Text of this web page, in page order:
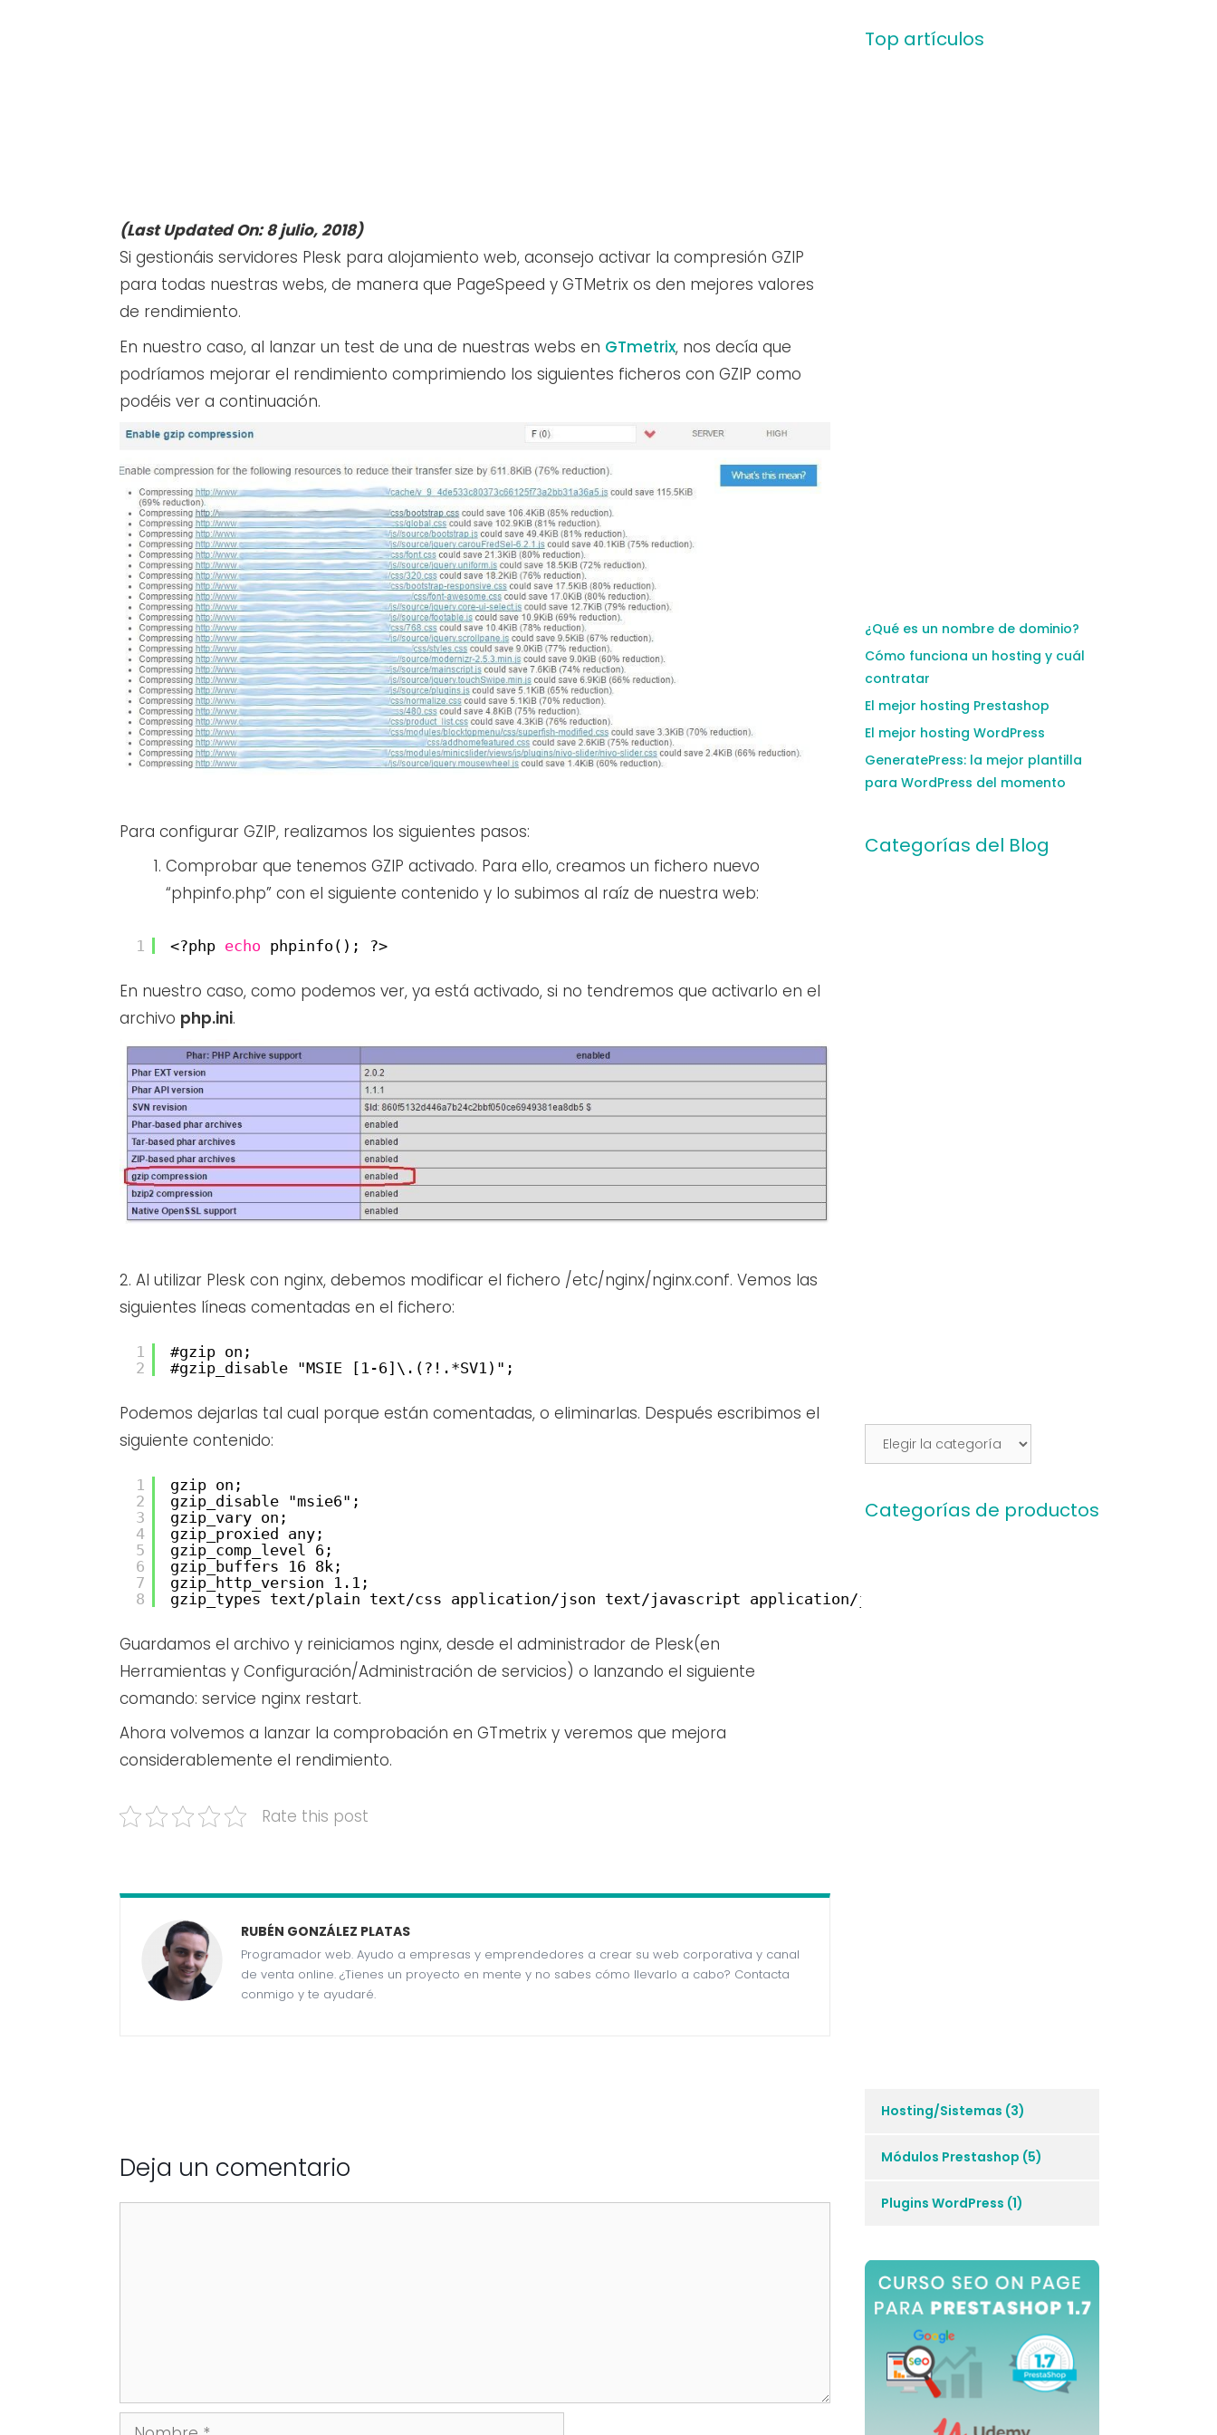
(Last Updated On: 8 julio, 2018)
Si gestionáis servidores Plesk para alojamiento web, aconsejo activar la compresión GZIP
para todas nuestras webs, de manera que PageSpeed y GTMetrix os den mejores valores
de rendimiento.
En nuestro caso, al lanzar un test de una de nuestras webs en GTmetrix, nos decía que
podríamos mejorar el rendimiento comprimiendo los siguientes ficheros con GZIP como
podéis ver a continuación.
Para configurar GZIP, realizamos los siguientes pasos:
Comprobar que tenemos GZIP activado. Para ello, creamos un fichero nuevo
“phpinfo.php” con el siguiente contenido y lo subimos al raíz de nuestra web:
1 <?php echo phpinfo(); ?>
En nuestro caso, como podemos ver, ya está activado, si no tendremos que activarlo en el
archivo php.ini.
2. Al utilizar Plesk con nginx, debemos modificar el fichero /etc/nginx/nginx.conf. Vemos las
siguientes líneas comentadas en el fichero:
1
2
#gzip on;
#gzip_disable "MSIE [1-6]\.(?!.*SV1)";
Podemos dejarlas tal cual porque están comentadas, o eliminarlas. Después escribimos el
siguiente contenido:
1
2
3
4
5
6
7
8
gzip on;
gzip_disable "msie6";
gzip_vary on;
gzip_proxied any;
gzip_comp_level 6;
gzip_buffers 16 8k;
gzip_http_version 1.1;
gzip_types text/plain text/css application/json text/javascript application/javascript application/x-javascript
Guardamos el archivo y reiniciamos nginx, desde el administrador de Plesk(en
Herramientas y Configuración/Administración de servicios) o lanzando el siguiente
comando: service nginx restart.
Ahora volvemos a lanzar la comprobación en GTmetrix y veremos que mejora
considerablemente el rendimiento.
Rate this post
RUBÉN GONZÁLEZ PLATAS
Programador web. Ayudo a empresas y emprendedores a crear su web corporativa y canal
de venta online. ¿Tienes un proyecto en mente y no sabes cómo llevarlo a cabo? Contacta
conmigo y te ayudaré.
Deja un comentario
Nombre
Top artículos
¿Qué es un nombre de dominio?
Cómo funciona un hosting y cuál
contratar
El mejor hosting Prestashop
El mejor hosting WordPress
GeneratePress: la mejor plantilla
para WordPress del momento
Categorías del Blog
Categorías de productos
Hosting/Sistemas (3)
Módulos Prestashop (5)
Plugins WordPress (1)